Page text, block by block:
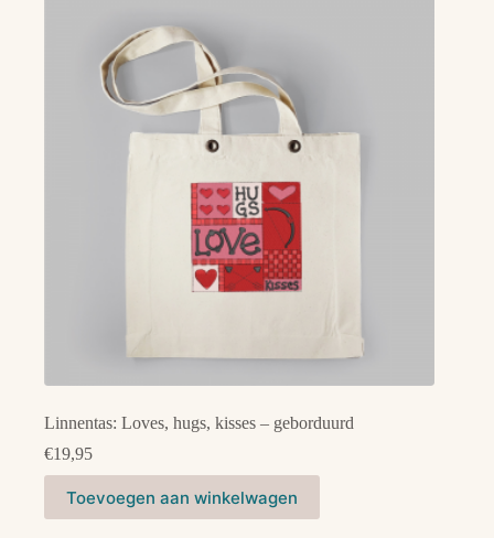
Linnentas: Loves, hugs, kisses – geborduurd
€19,95
Toevoegen aan winkelwagen